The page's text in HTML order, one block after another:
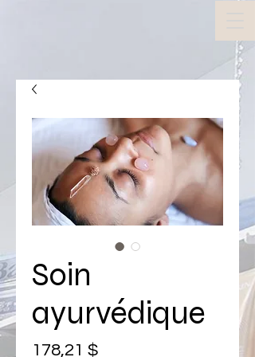
Soin
ayurvédique
178,21 $